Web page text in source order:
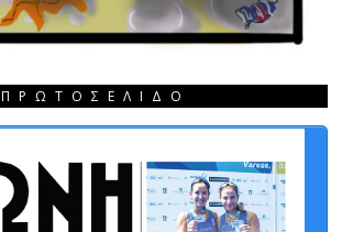
ΠΡΩΤΟΣΈΛΙΔΟ